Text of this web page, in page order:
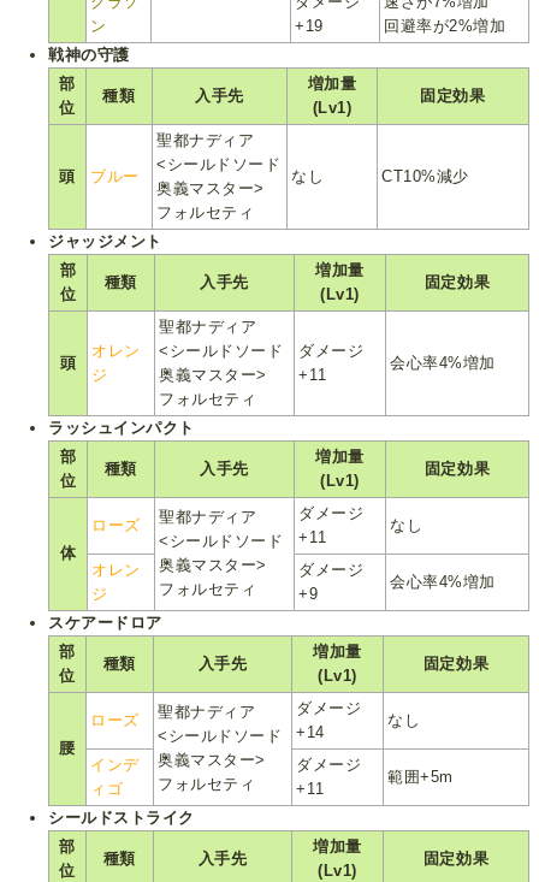
ン
+19
回避率が2%増加
戦神の守護
部
位
種類 入手先
増加量
(Lv1)
固定効果
頭 ブルー
聖都ナディア
<シールドソード
奥義マスター>
フォルセティ
なし CT10%減少
ジャッジメント
部
位
種類 入手先
増加量
(Lv1)
固定効果
頭
オレン
ジ
聖都ナディア
<シールドソード
奥義マスター>
フォルセティ
ダメージ
+11
会心率4%増加
ラッシュインパクト
部
位
種類 入手先
増加量
(Lv1)
固定効果
体
ローズ
聖都ナディア
<シールドソード
奥義マスター>
フォルセティ
ダメージ
+11
なし
オレン
ジ
ダメージ
+9
会心率4%増加
スケアードロア
部
位
種類 入手先
増加量
(Lv1)
固定効果
腰
ローズ
聖都ナディア
<シールドソード
奥義マスター>
フォルセティ
ダメージ
+14
なし
インデ
ィゴ
ダメージ
+11
範囲+5m
シールドストライク
部
位
種類 入手先
増加量
(Lv1)
固定効果